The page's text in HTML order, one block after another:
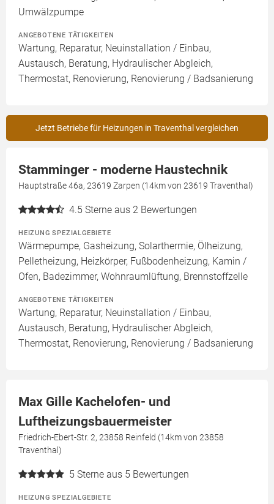
Umwälzpumpe
ANGEBOTENE TÄTIGKEITEN
Wartung, Reparatur, Neuinstallation / Einbau,
Austausch, Beratung, Hydraulischer Abgleich,
Thermostat, Renovierung, Renovierung / Badsanierung
Jetzt Betriebe für Heizungen in Traventhal vergleichen
Stamminger - moderne Haustechnik
Hauptstraße 46a, 23619 Zarpen (14km von 23619 Traventhal)
4.5 Sterne aus 2 Bewertungen
HEIZUNG SPEZIALGEBIETE
Wärmepumpe, Gasheizung, Solarthermie, Ölheizung,
Pelletheizung, Heizkörper, Fußbodenheizung, Kamin /
Ofen, Badezimmer, Wohnraumlüftung, Brennstoffzelle
ANGEBOTENE TÄTIGKEITEN
Wartung, Reparatur, Neuinstallation / Einbau,
Austausch, Beratung, Hydraulischer Abgleich,
Thermostat, Renovierung, Renovierung / Badsanierung
Max Gille Kachelofen- und
Luftheizungsbauermeister
Friedrich-Ebert-Str. 2, 23858 Reinfeld (14km von 23858
Traventhal)
5 Sterne aus 5 Bewertungen
HEIZUNG SPEZIALGEBIETE